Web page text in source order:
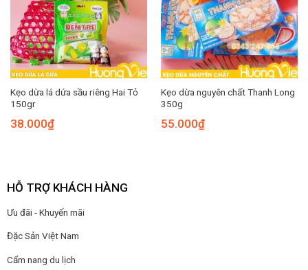
Kẹo dừa lá dứa sầu riêng Hai Tỏ
150gr
38.000₫
Kẹo dừa nguyên chất Thanh Long
350g
55.000₫
HỖ TRỢ KHÁCH HÀNG
Ưu đãi - Khuyến mãi
Đặc Sản Việt Nam
Cẩm nang du lịch